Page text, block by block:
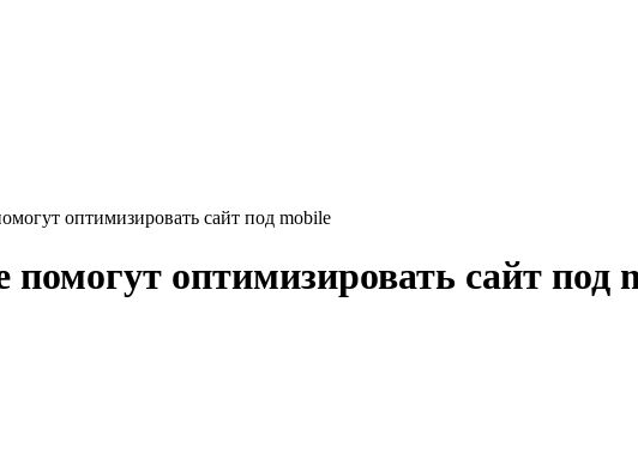
оптимизировать сайт под mobile
помогут оптимизировать сайт под